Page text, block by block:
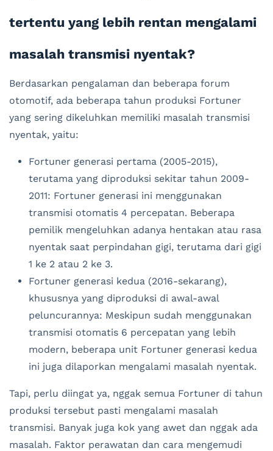
tertentu yang lebih rentan mengalami
masalah transmisi nyentak?
Berdasarkan pengalaman dan beberapa forum
otomotif, ada beberapa tahun produksi Fortuner
yang sering dikeluhkan memiliki masalah transmisi
nyentak, yaitu:
Fortuner generasi pertama (2005-2015),
terutama yang diproduksi sekitar tahun 2009-
2011: Fortuner generasi ini menggunakan
transmisi otomatis 4 percepatan. Beberapa
pemilik mengeluhkan adanya hentakan atau rasa
nyentak saat perpindahan gigi, terutama dari gigi
1 ke 2 atau 2 ke 3.
Fortuner generasi kedua (2016-sekarang),
khususnya yang diproduksi di awal-awal
peluncurannya: Meskipun sudah menggunakan
transmisi otomatis 6 percepatan yang lebih
modern, beberapa unit Fortuner generasi kedua
ini juga dilaporkan mengalami masalah nyentak.
Tapi, perlu diingat ya, nggak semua Fortuner di tahun
produksi tersebut pasti mengalami masalah
transmisi. Banyak juga kok yang awet dan nggak ada
masalah. Faktor perawatan dan cara mengemudi